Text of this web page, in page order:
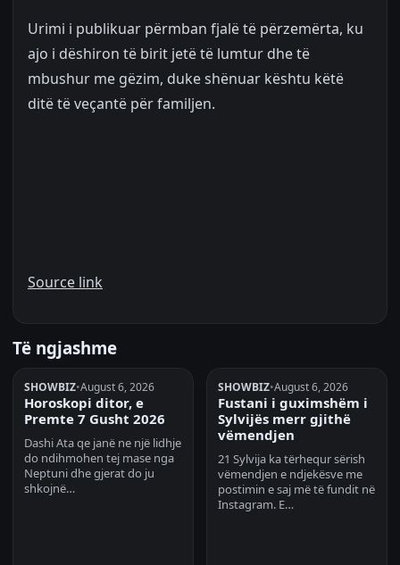
Urimi i publikuar përmban fjalë të përzemërta, ku
ajo i dëshiron të birit jetë të lumtur dhe të
mbushur me gëzim, duke shënuar kështu këtë
ditë të veçantë për familjen.
Source link
Të ngjashme
SHOWBIZ•August 6, 2026
Horoskopi ditor, e
Premte 7 Gusht 2026
Dashi Ata qe janë ne një lidhje
do ndihmohen tej mase nga
Neptuni dhe gjerat do ju
shkojnë…
SHOWBIZ•August 6, 2026
Fustani i guximshëm i
Sylvijës merr gjithë
vëmendjen
21 Sylvija ka tërhequr sërish
vëmendjen e ndjekësve me
postimin e saj më të fundit në
Instagram. E…